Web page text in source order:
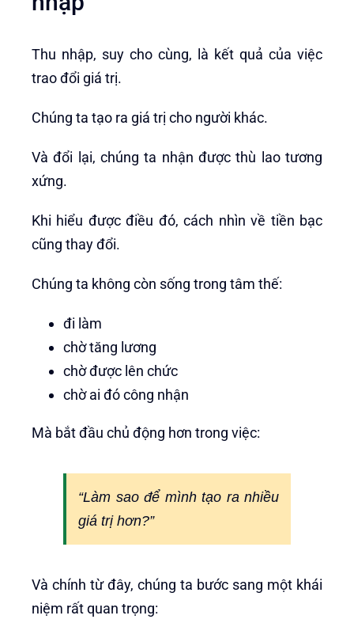
Thu nhập, suy cho cùng, là kết quả của việc
trao đổi giá trị.
Chúng ta tạo ra giá trị cho người khác.
Và đổi lại, chúng ta nhận được thù lao tương
xứng.
Khi hiểu được điều đó, cách nhìn về tiền bạc
cũng thay đổi.
Chúng ta không còn sống trong tâm thế:
đi làm
chờ tăng lương
chờ được lên chức
chờ ai đó công nhận
Mà bắt đầu chủ động hơn trong việc:
“Làm sao để mình tạo ra nhiều
giá trị hơn?”
Và chính từ đây, chúng ta bước sang một khái
niệm rất quan trọng: